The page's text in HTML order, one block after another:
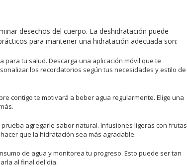
desechos del cuerpo. La deshidratación puede
para mantener una hidratación adecuada son:
para tu salud. Descarga una aplicación móvil que te
los recordatorios según tus necesidades y estilo de
contigo te motivará a beber agua regularmente. Elige una
agregarle sabor natural. Infusiones ligeras con frutas
que la hidratación sea más agradable.
de agua y monitorea tu progreso. Esto puede ser tan
al final del día.